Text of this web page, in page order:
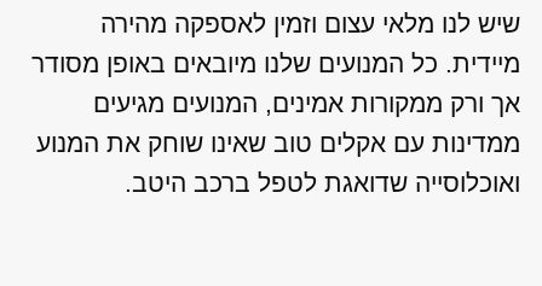
שיש לנו מלאי עצום וזמין לאספקה מהירה
מיידית. כל המנועים שלנו מיובאים באופן מסודר
אך ורק ממקורות אמינים, המנועים מגיעים
ממדינות עם אקלים טוב שאינו שוחק את המנוע
ואוכלוסייה שדואגת לטפל ברכב היטב.